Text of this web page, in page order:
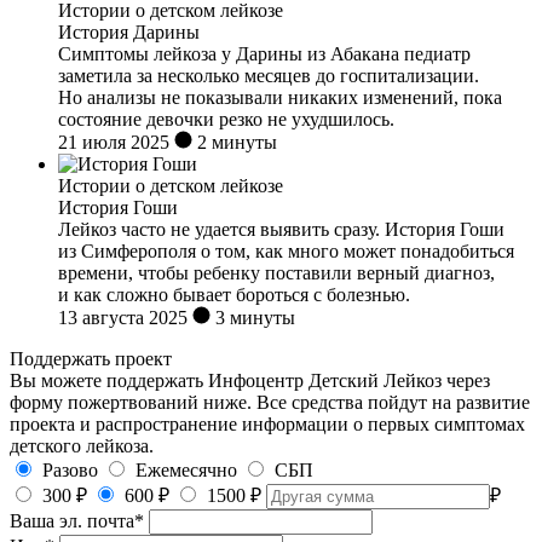
Истории о детском лейкозе
История Дарины
Симптомы лейкоза у Дарины из Абакана педиатр
заметила за несколько месяцев до госпитализации.
Но анализы не показывали никаких изменений, пока
состояние девочки резко не ухудшилось.
21 июля 2025
2 минуты
Истории о детском лейкозе
История Гоши
Лейкоз часто не удается выявить сразу. История Гоши
из Симферополя о том, как много может понадобиться
времени, чтобы ребенку поставили верный диагноз,
и как сложно бывает бороться с болезнью.
13 августа 2025
3 минуты
Поддержать проект
Вы можете поддержать Инфоцентр Детский Лейкоз через
форму пожертвований ниже. Все средства пойдут на развитие
проекта и распространение информации о первых симптомах
детского лейкоза.
Разово
Ежемесячно
СБП
300 ₽
600 ₽ 1500 ₽
₽
Ваша эл. почта*